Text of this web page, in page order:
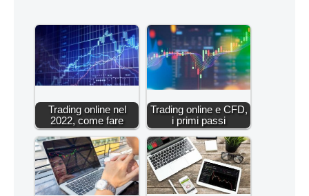
Trading online nel
2022, come fare
Trading online e CFD,
i primi passi